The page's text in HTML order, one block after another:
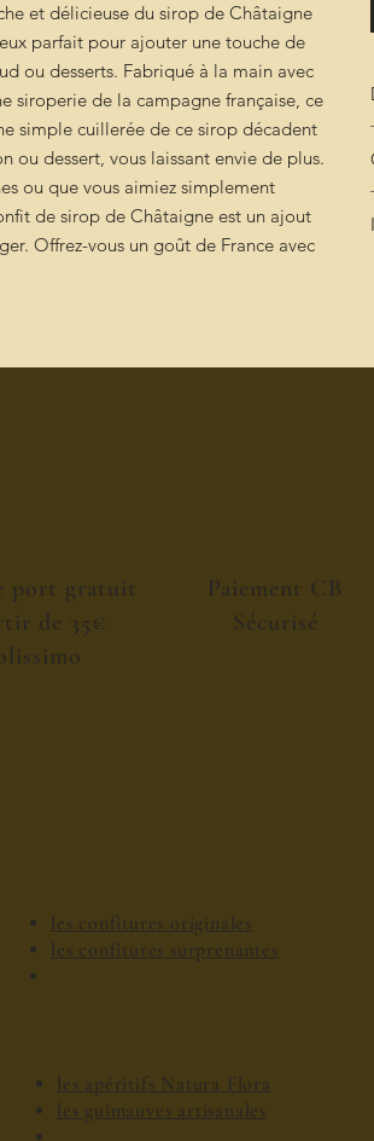
et délicieuse du sirop de Châtaigne
parfait pour ajouter une touche de
ou desserts. Fabriqué à la main avec
siroperie de la campagne française, ce
simple cuillerée de ce sirop décadent
ou dessert, vous laissant envie de plus.
ou que vous aimiez simplement
de sirop de Châtaigne est un ajout
Offrez-vous un goût de France avec
port gratuit
de 35€
Paiement CB
Sécurisé
les confitures originales
les confitures surprenantes
les apéritifs Natura Flora
les guimauves artisanales